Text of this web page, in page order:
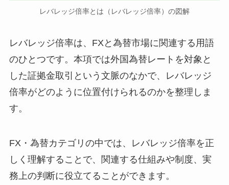
レバレッジ倍率とは（レバレッジ倍率）の図解
レバレッジ倍率は、FXと為替市場に関連する用語
のひとつです。本項では外国為替レートを対象と
した証拠金取引という文脈のなかで、レバレッジ
倍率がどのように位置付けられるのかを整理しま
す。
FX・為替カテゴリの中では、レバレッジ倍率を正
しく理解することで、関連する仕組みや制度、実
務上の判断に役立てることができます。